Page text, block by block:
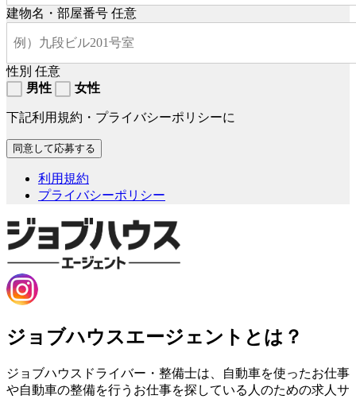
建物名・部屋番号 任意
性別 任意
男性
女性
下記利用規約・プライバシーポリシーに
利用規約
プライバシーポリシー
ジョブハウスエージェントとは？
ジョブハウスドライバー・整備士は、自動車を使ったお仕事
や自動車の整備を行うお仕事を探している人のための求人サ